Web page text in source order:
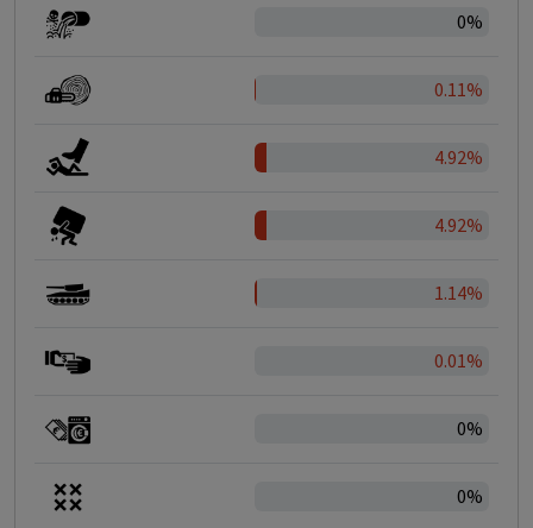
0%
0.11%
4.92%
4.92%
1.14%
0.01%
0%
0%